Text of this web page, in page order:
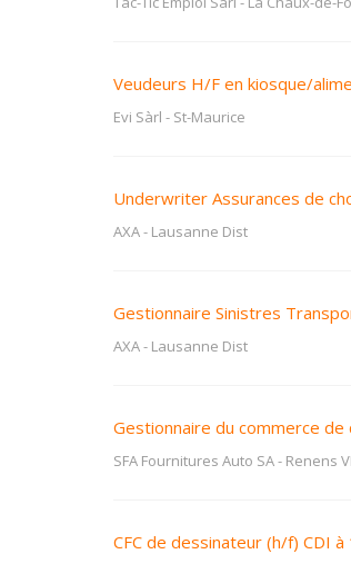
Veudeurs H/F en kiosque/
Evi Sàrl - St-Maurice
Underwriter Assurances de
AXA- Lausanne Dist
Gestionnaire Sinistres
AXA- Lausanne Dist
Gestionnaire du commerce
SFA Fournitures Auto SA- Renens
CFC de dessinateur (h/f) CDI à